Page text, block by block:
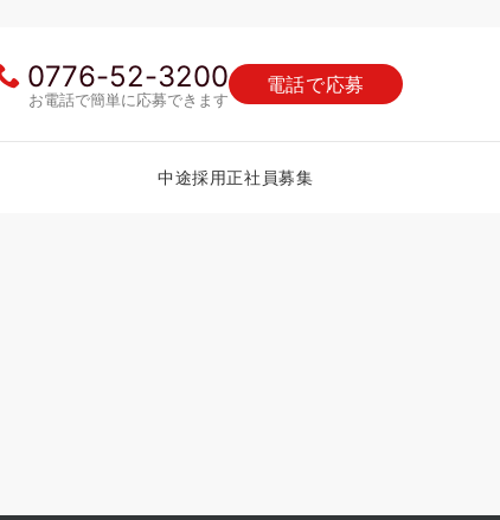
0776-52-3200
お電話で簡単に応募できます
電話で応募
中途採用正社員募集